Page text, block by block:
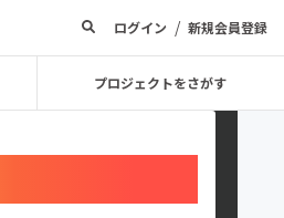
ログイン / 新規会員登録
プロジェクトをさがす